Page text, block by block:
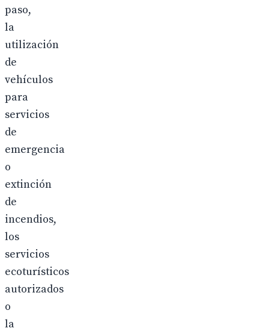
paso,
la
utilización
de
vehículos
para
servicios
de
emergencia
o
extinción
de
incendios,
los
servicios
ecoturísticos
autorizados
o
la